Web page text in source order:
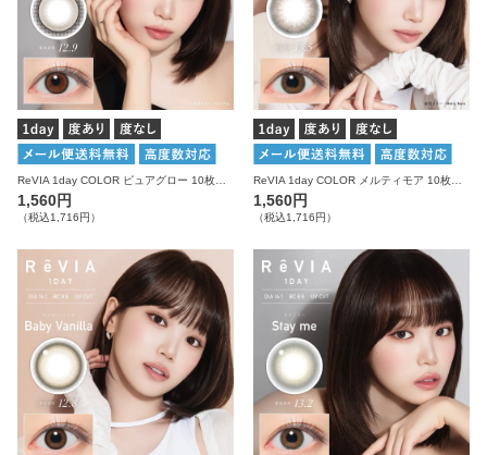
1,560円
（税込1,716円）
1,560円
（税込1,716円）